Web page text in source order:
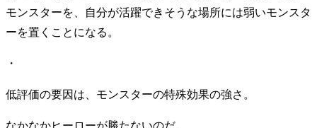
モンスターを、自分が活躍できそうな場所には弱いモンスタ
ーを置くことになる。
・
低評価の要因は、モンスターの特殊効果の強さ。